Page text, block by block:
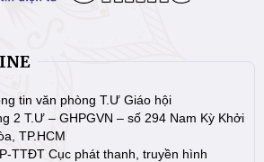
tin văn phòng T.Ư Giáo hội
2 T.Ư – GHPGVN – số 294 Nam Kỳ Khởi
TP.HCM
TTĐT Cục phát thanh, truyền hình